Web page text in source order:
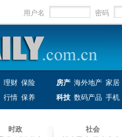
用户名 密码
理财 保险 房产 海外地产 家居
行情 保养 科技 数码产品 手机
时政
社会